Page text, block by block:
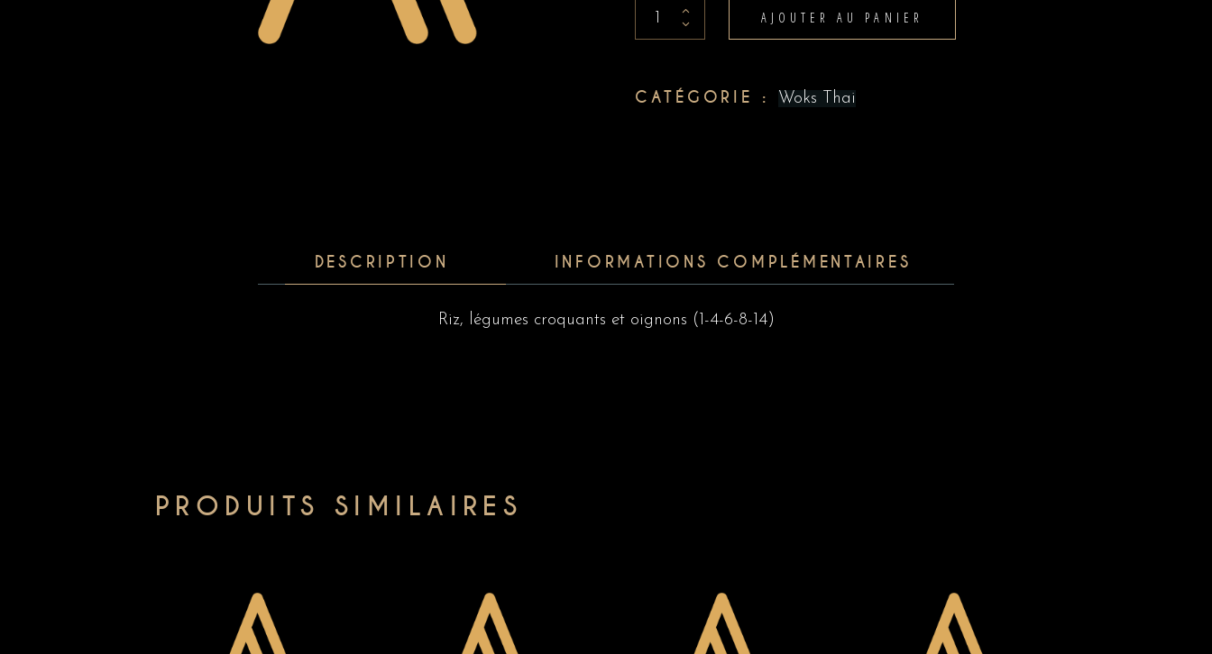
Poulet
noix
cajou
AJOUTER AU PANIER
CATÉGORIE : Woks Thai
DESCRIPTION INFORMATIONS COMPLÉMENTAIRES
Riz, légumes croquants et oignons (1-4-6-8-14)
PRODUITS SIMILAIRES